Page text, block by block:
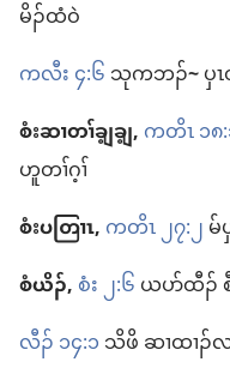
မိၣ်​ထံ​ဝဲ
ကလီး ၄:၆သု​က​ဘၣ်~ပှ
စံးဆၢ​တၢ်​ချ့ချ့,ကတိၤ ၁၈
ဟူ​တၢ်ဂ့ၢ်
စံးပတြၢၤ,ကတိၤ ၂၇:၂မ်​
စံယိၣ်,စံး ၂:၆ယ​ပာ်ထီၣ်​
လီၣ်​ ၁၄:၁သိဖိ ဆၢထၢၣ်​လ